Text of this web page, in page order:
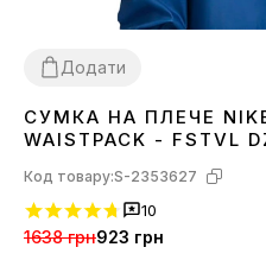
Додати
1SIZE
СУМКА НА ПЛЕЧЕ NIKE
WAISTPACK - FSTVL
Код товару:S-2353627
10
1638 грн923 грн